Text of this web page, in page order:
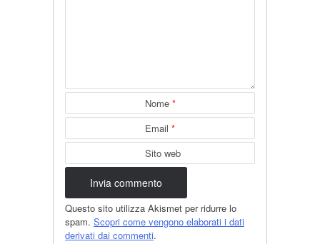
Nome *
Email *
Sito web
Questo sito utilizza Akismet per ridurre lo
spam. Scopri come vengono elaborati i dati
derivati dai commenti.